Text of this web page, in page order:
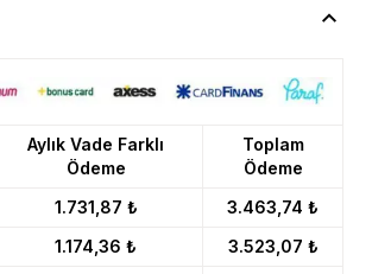
Aylık Vade Farklı
Ödeme
Toplam
Ödeme
1.731,87 ₺
3.463,74 ₺
1.174,36 ₺
3.523,07 ₺